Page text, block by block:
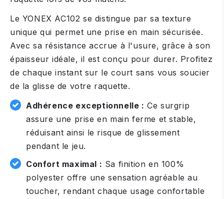
Le YONEX AC102 se distingue par sa texture
unique qui permet une prise en main sécurisée.
Avec sa résistance accrue à l'usure, grâce à son
épaisseur idéale, il est conçu pour durer. Profitez
de chaque instant sur le court sans vous soucier
de la glisse de votre raquette.
Adhérence exceptionnelle : Ce surgrip
assure une prise en main ferme et stable,
réduisant ainsi le risque de glissement
pendant le jeu.
Confort maximal : Sa finition en 100%
polyester offre une sensation agréable au
toucher, rendant chaque usage confortable